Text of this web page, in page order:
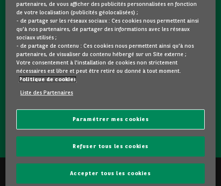
Une question ?
Nous sommes là pour vous.
Vous souhaitez une précision sur un modèle qui vous plait
? Vous hésitez entre deux voitures d'occasion ?
Contactez-nous ! Nous répondrons à vos questions et vous
Les véhicules présentés ci-dessus sont proposés par Arval
partenaires, de vous afficher des publicités personnalisées en fonction
de votre localisation (publicités géolocalisées) ;
- de partage sur les réseaux sociaux : Ces cookies nous permettent ainsi
qu'à nos partenaires, de partager des informations avec les réseaux
sociaux utilisés ;
- de partage de contenu : Ces cookies nous permettent ainsi qu'à nos
partenaires, de visualiser du contenu hébergé sur un Site externe ;
Votre consentement à l'installation de cookies non strictement
nécessaires est libre et peut être retiré ou donné à tout moment.
Politique de cookies
Liste des Partenaires
Paramétrer mes cookies
Refuser tous les cookies
Accepter tous les cookies